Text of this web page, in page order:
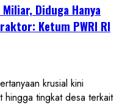
Diduga Hanya
Ketum PWRI RI
krusial kini
hingga tingkat desa terkait